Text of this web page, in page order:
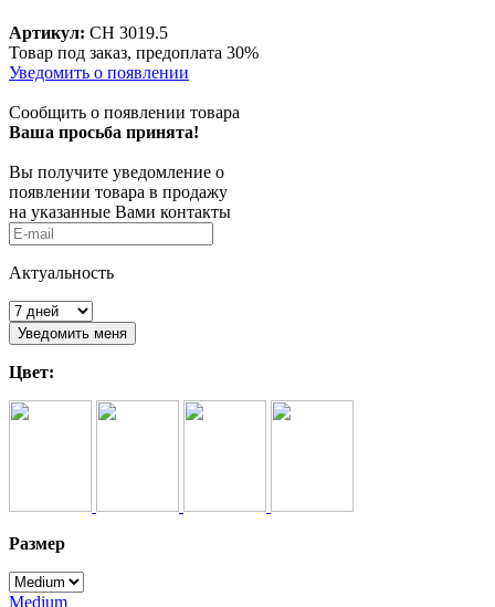
Артикул: CH 3019.5
Товар под заказ, предоплата 30%
Уведомить о появлении
Сообщить о появлении товара
Ваша просьба принята!
Вы получите уведомление о
появлении товара в продажу
на указанные Вами контакты
Актуальность
Цвет:
Размер
Medium